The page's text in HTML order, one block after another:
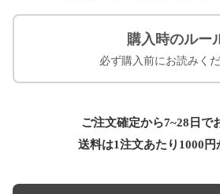
購入時のルー
必ず購入前にお読みくだ
ご注文確定から7~28日で
送料は1注文あたり 1000